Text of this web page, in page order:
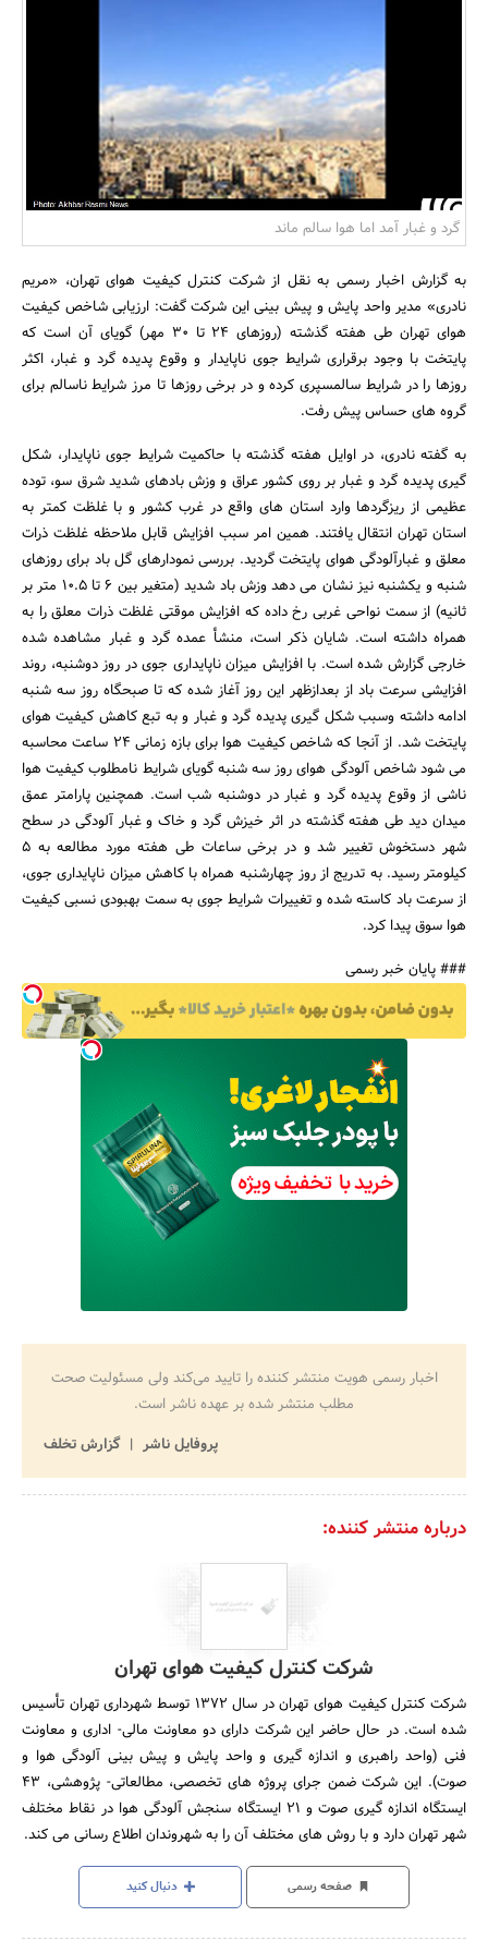
مسکن و ساختمان
جستجو
گرد و غبار آمد اما هوا سالم ماند
به گزارش اخبار رسمی به نقل از شرکت کنترل کیفیت هوای تهران، «مریم
نادری» مدیر واحد پایش و پیش بینی این شرکت گفت: ارزیابی شاخص کیفیت
هوای تهران طی هفته گذشته (روزهای 24 تا 30 مهر) گویای آن است که
پایتخت با وجود برقراری شرایط جوی ناپایدار و وقوع پدیده گرد و غبار، اکثر
روزها را در شرایط سالمسپری کرده و در برخی روزها تا مرز شرایط ناسالم برای
گروه های حساس پیش رفت.
به گفته نادری، در اوایل هفته گذشته با حاکمیت شرایط جوی ناپایدار، شکل
گیری پدیده گرد و غبار بر روی کشور عراق و وزش بادهای شدید شرق سو، توده
عظیمی از ریزگردها وارد استان های واقع در غرب کشور و با غلظت کمتر به
استان تهران انتقال یافتند. همین امر سبب افزایش قابل ملاحظه غلظت ذرات
معلق و غبارآلودگی هوای پایتخت گردید. بررسی نمودارهای گل باد برای روزهای
شنبه و یکشنبه نیز نشان می دهد وزش باد شدید (متغیر بین 6 تا 10.5 متر بر
ثانیه) از سمت نواحی غربی رخ داده که افزایش موقتی غلظت ذرات معلق را به
همراه داشته است. شایان ذکر است، منشأ عمده گرد و غبار مشاهده شده
خارجی گزارش شده است. با افزایش میزان ناپایداری جوی در روز دوشنبه، روند
افزایشی سرعت باد از بعدازظهر این روز آغاز شده که تا صبحگاه روز سه شنبه
ادامه داشته وسبب شکل گیری پدیده گرد و غبار و به تبع کاهش کیفیت هوای
پایتخت شد. از آنجا که شاخص کیفیت هوا برای بازه زمانی 24 ساعت محاسبه
می شود شاخص آلودگی هوای روز سه شنبه گویای شرایط نامطلوب کیفیت هوا
ناشی از وقوع پدیده گرد و غبار در دوشنبه شب است. همچنین پارامتر عمق
میدان دید طی هفته گذشته در اثر خیزش گرد و خاک و غبار آلودگی در سطح
شهر دستخوش تغییر شد و در برخی ساعات طی هفته مورد مطالعه به 5
کیلومتر رسید. به تدریج از روز چهارشنبه همراه با کاهش میزان ناپایداری جوی،
از سرعت باد کاسته شده و تغییرات شرایط جوی به سمت بهبودی نسبی کیفیت
هوا سوق پیدا کرد.
### پایان خبر رسمی
اخبار رسمی هویت منتشر کننده را تایید می‌کند ولی مسئولیت صحت
مطلب منتشر شده بر عهده ناشر است.
پروفایل ناشر
گزارش تخلف
درباره منتشر کننده:
شرکت کنترل کیفیت هوای تهران
شرکت کنترل کیفیت هوای تهران در سال 1372 توسط شهرداری تهران تأسیس
شده است. در حال حاضر این شرکت دارای دو معاونت مالی- اداری و معاونت
فنی (واحد راهبری و اندازه گیری و واحد پایش و پیش بینی آلودگی هوا و
صوت). این شرکت ضمن جرای پروژه های تخصصی، مطالعاتی- پژوهشی، 43
ایستگاه اندازه گیری صوت و 21 ایستگاه سنجش آلودگی هوا در نقاط مختلف
شهر تهران دارد و با روش های مختلف آن را به شهروندان اطلاع رسانی می کند.
صفحه رسمی دنبال کنید